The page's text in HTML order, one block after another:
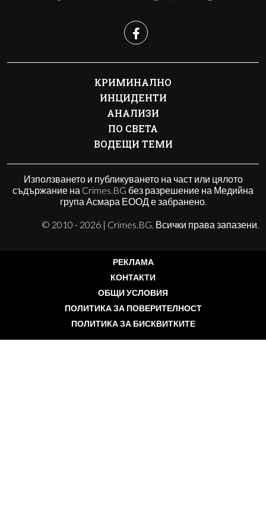
КРИМИНАЛНО
ИНЦИДЕНТИ
АНАЛИЗИ
ПО СВЕТА
ВОДЕЩИ ТЕМИ
Използването и публикуването на част или цялото
съдържание на Crimes.BG без разрешение на Медийна
група Асмара ЕООД е забранено.
© 2010 - 2026 | Crimes.BG. Всички права запазени.
РЕКЛАМА
КОНТАКТИ
ОБЩИ УСЛОВИЯ
ПОЛИТИКА ЗА ПОВЕРИТЕЛНОСТ
ПОЛИТИКА ЗА БИСКВИТКИТЕ